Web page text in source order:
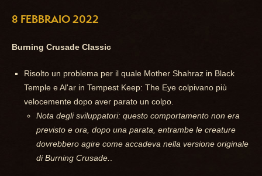
8 FEBBRAIO 2022
Burning Crusade Classic
Risolto un problema per il quale Mother Shahraz in Black
Temple e Al'ar in Tempest Keep: The Eye colpivano più
velocemente dopo aver parato un colpo.
Nota degli sviluppatori: questo comportamento non era
previsto e ora, dopo una parata, entrambe le creature
dovrebbero agire come accadeva nella versione originale
di Burning Crusade..